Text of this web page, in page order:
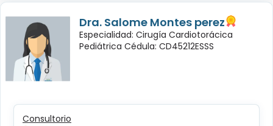
Dra. Salome Montes perez
Especialidad: Cirugía Cardiotorácica
Pediátrica Cédula: CD45212ESSS
Consultorio